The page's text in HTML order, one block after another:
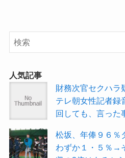
人気記事
財務次官セクハ
テレ朝女性記者
回しても、言った
松坂、年俸９６
わずか１・５％→